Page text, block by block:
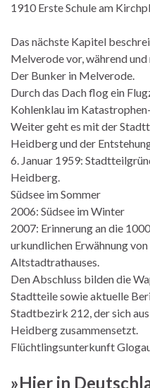
1910 Erste Schule am
Das nächste Kapitel
Melverode vor, während
Der Bunker in Melverode.
Durch das Dach flog ein
Kohlenklau im
Weiter geht es mit der
Heidberg und der
6. Januar 1959:
Heidberg.
Südsee im Sommer
2006: Südsee im Winter
2007: Erinnerung an die
urkundlichen Erwähnung
Altstadtrathauses.
Den Abschluss bilden die
Stadtteile sowie aktuelle
Stadtbezirk 212, der sich
Heidberg zusammensetzt.
Flüchtlingsunterkunft
»Hier in